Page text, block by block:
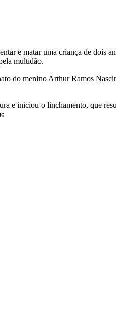
e matar uma criança de dois
multidão.
do menino Arthur Ramos
e iniciou o linchamento, que